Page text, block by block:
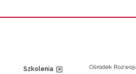
Szkolenia
Ośrodek